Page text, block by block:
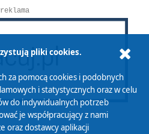
reklama
pliki cookies.
za pomocą cookies i podobnych
i statystycznych oraz w celu
do indywidualnych potrzeb
je współpracujący z nami
oraz dostawcy aplikacji